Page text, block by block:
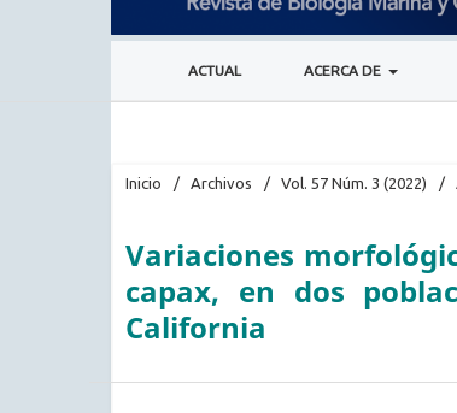
ACTUAL ACERCA DE
Inicio / Archivos / Vol. 57 Núm. 3 (2022) /
Variaciones
capax, en dos
California